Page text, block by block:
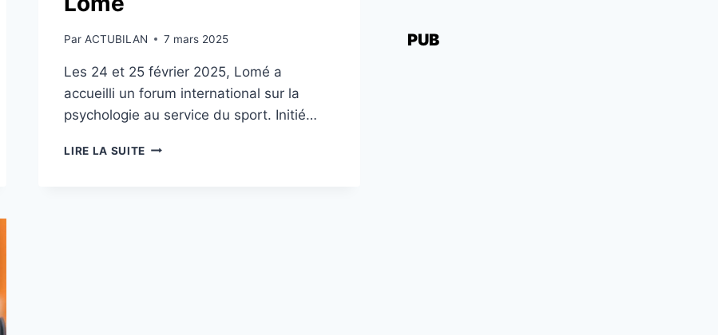
Par ACTUBILAN 7 mars 2025
Les 24 et 25 février 2025, Lomé a
accueilli un forum international sur la
psychologie au service du sport. Initié…
LIRE LA SUITE PSYCHOLOGIE
PUB